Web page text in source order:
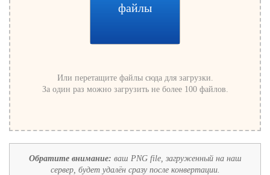
файлы
Или перетащите файлы сюда для загрузки.
За один раз можно загрузить не более 100 файлов.
Обратите внимание: ваш PNG file, загруженный на наш
сервер, будет удалён сразу после конвертации.